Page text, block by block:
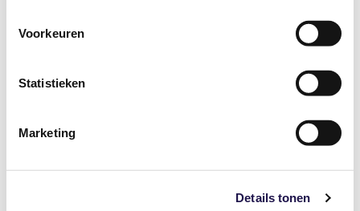
Voorkeuren
Statistieken
Marketing
Details tonen
Wachtwoord